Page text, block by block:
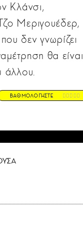
Κλάνσι,
Μεριγουέδερ,
δεν γνωρίζει
θα είναι
άλλου.
ΒΑΘΜΟΛΟΓΗΣΤΕ